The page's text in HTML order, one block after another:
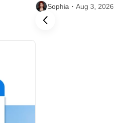
Sophia・ Aug 3, 2026